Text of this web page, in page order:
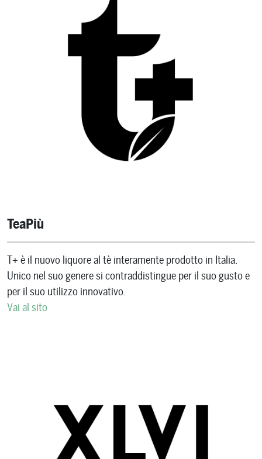
TeaPiù
T+ è il nuovo liquore al tè interamente prodotto in Italia.
Unico nel suo genere si contraddistingue per il suo gusto e
per il suo utilizzo innovativo.
Vai al sito